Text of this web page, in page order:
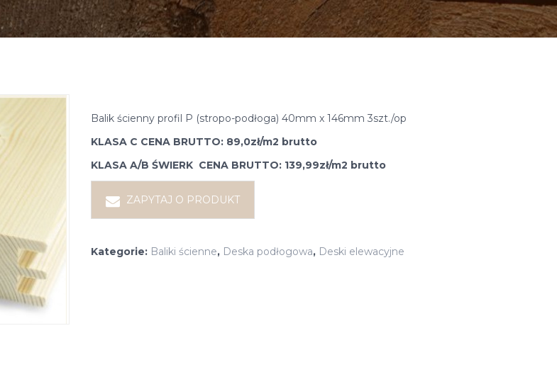
Balik ścienny profil P (stropo-podłoga) 40mm x 146mm 3szt./op
KLASA C CENA BRUTTO: 89,0zł/m2 brutto
KLASA A/B ŚWIERK CENA BRUTTO: 139,99zł/m2 brutto
ZAPYTAJ O PRODUKT
Kategorie: Baliki ścienne, Deska podłogowa, Deski elewacyjne